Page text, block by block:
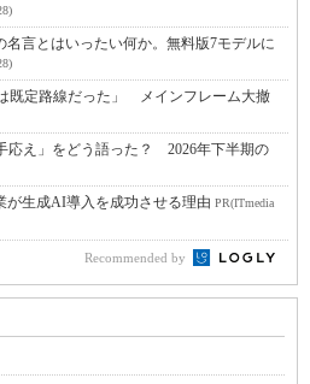
言とはいったい何か。無料版7モデルに
既定路線だった」 メインフレーム大撤
応え」をどう語った？ 2026年下半期の
生成AI導入を成功させる理由 PR(ITmedia
Recommended by